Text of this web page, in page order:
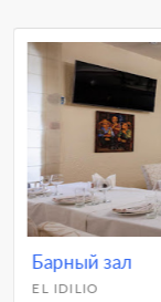
Барный зал
EL IDILIO